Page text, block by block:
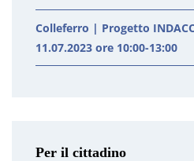
Colleferro | Progetto
11.07.2023 ore 10:00-13:00
Per il cittadino